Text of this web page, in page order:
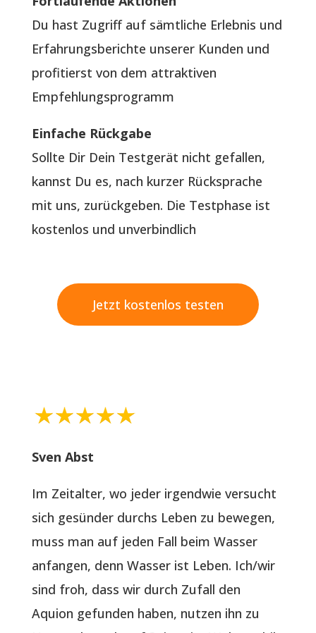
Du hast Zugriff auf sämtliche Erlebnis und
Erfahrungsberichte unserer Kunden und
profitierst von dem attraktiven
Empfehlungsprogramm
Einfache Rückgabe
Sollte Dir Dein Testgerät nicht gefallen,
kannst Du es, nach kurzer Rücksprache
mit uns, zurückgeben. Die Testphase ist
kostenlos und unverbindlich
Jetzt kostenlos testen
Sven Abst
Im Zeitalter, wo jeder irgendwie versucht
sich gesünder durchs Leben zu bewegen,
muss man auf jeden Fall beim Wasser
anfangen, denn Wasser ist Leben. Ich/wir
sind froh, dass wir durch Zufall den
Aquion gefunden haben, nutzen ihn zu